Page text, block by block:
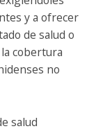
y a ofrecer
de salud o
cobertura
no
salud